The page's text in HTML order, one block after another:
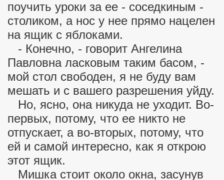
поучить уроки за ее - соседкиным -
столиком, а нос у нее прямо нацелен
на ящик с яблоками.
- Конечно, - говорит Ангелина
Павловна ласковым таким басом, -
мой стол свободен, я не буду вам
мешать и с вашего разрешения уйду.
Но, ясно, она никуда не уходит. Во-
первых, потому, что ее никто не
отпускает, а во-вторых, потому, что
ей и самой интересно, как я открою
этот ящик.
Мишка стоит около окна, засунув